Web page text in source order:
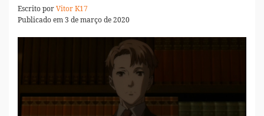
Escrito porVitor K17
Publicado em 3 de março de 2020